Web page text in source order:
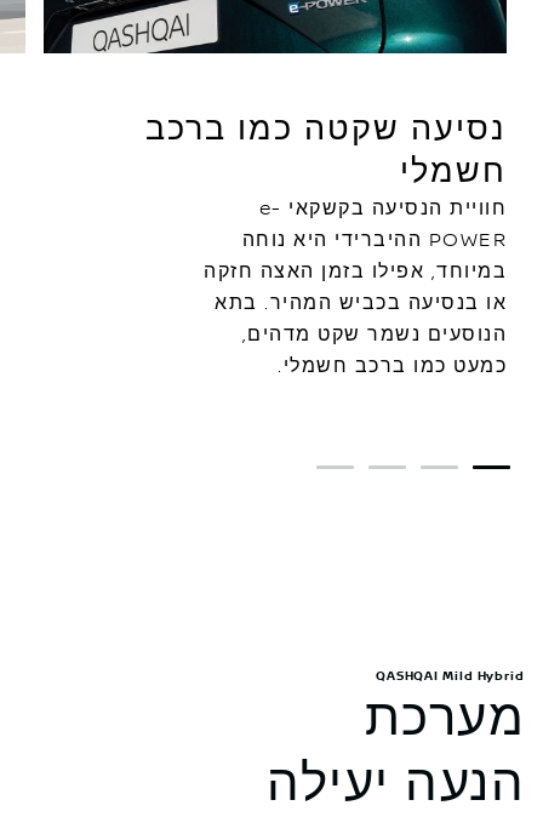
נסיעה שקטה כמו ברכב
חשמלי
חוויית הנסיעה בקשקאי e-
POWER ההיברידי היא נוחה
במיוחד, אפילו בזמן האצה חזקה
או בנסיעה בכביש המהיר. בתא
הנוסעים נשמר שקט מדהים,
כמעט כמו ברכב חשמלי.
1
2
3
4
QASHQAI Mild Hybrid
מערכת
הנעה יעילה